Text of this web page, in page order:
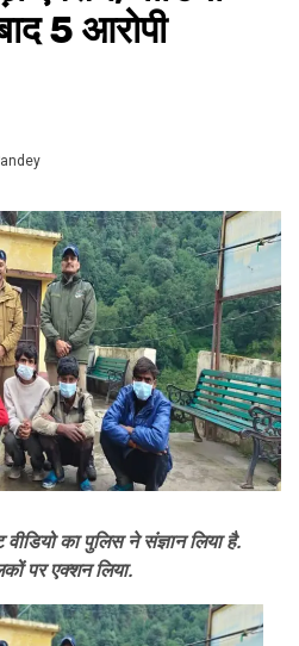
5 आरोपी
वीडियो का पुलिस ने संज्ञान लिया है.
पर एक्शन लिया.